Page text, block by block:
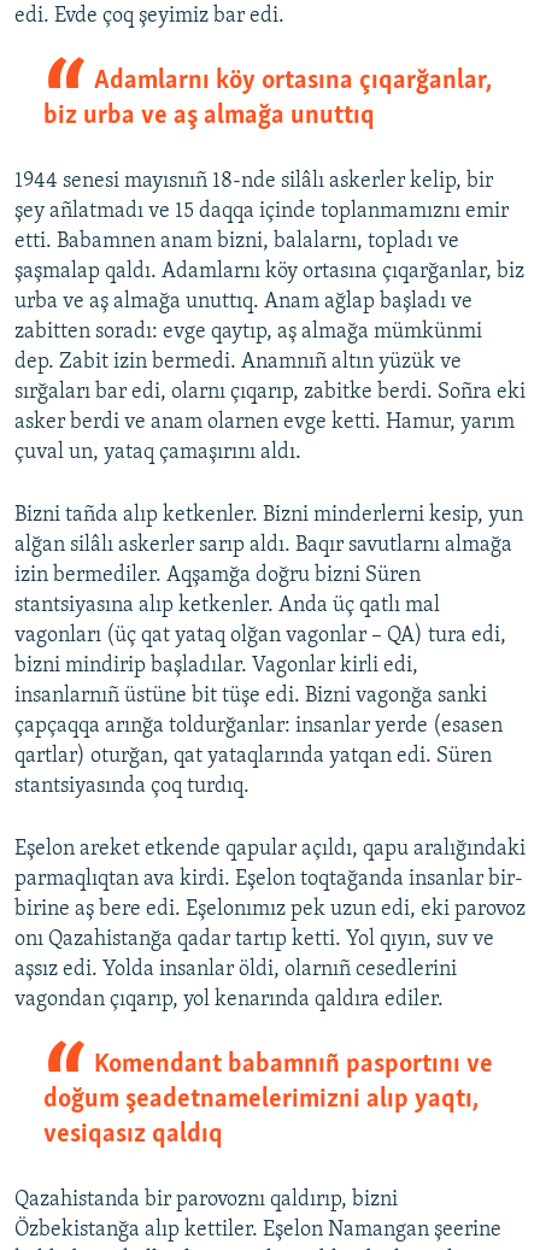
edi. Evde çoq şeyimiz bar edi.
Adamlarnı köy ortasına çıqarğanlar,
biz urba ve aş almağa unuttıq
1944 senesi mayısnıñ 18-nde silâlı askerler kelip, bir
şey añlatmadı ve 15 daqqa içinde toplanmamıznı emir
etti. Babamnen anam bizni, balalarnı, topladı ve
şaşmalap qaldı. Adamlarnı köy ortasına çıqarğanlar, biz
urba ve aş almağa unuttıq. Anam ağlap başladı ve
zabitten soradı: evge qaytıp, aş almağa mümkünmi
dep. Zabit izin bermedi. Anamnıñ altın yüzük ve
sırğaları bar edi, olarnı çıqarıp, zabitke berdi. Soñra eki
asker berdi ve anam olarnen evge ketti. Hamur, yarım
çuval un, yataq çamaşırını aldı.
Bizni tañda alıp ketkenler. Bizni minderlerni kesip, yun
alğan silâlı askerler sarıp aldı. Baqır savutlarnı almağa
izin bermediler. Aqşamğa doğru bizni Süren
stantsiyasına alıp ketkenler. Anda üç qatlı mal
vagonları (üç qat yataq olğan vagonlar – QA) tura edi,
bizni mindirip başladılar. Vagonlar kirli edi,
insanlarnıñ üstüne bit tüşe edi. Bizni vagonğa sanki
çapçaqqa arınğa toldurğanlar: insanlar yerde (esasen
qartlar) oturğan, qat yataqlarında yatqan edi. Süren
stantsiyasında çoq turdıq.
Eşelon areket etkende qapular açıldı, qapu aralığındaki
parmaqlıqtan ava kirdi. Eşelon toqtağanda insanlar bir-
birine aş bere edi. Eşelonımız pek uzun edi, eki parovoz
onı Qazahistanğa qadar tartıp ketti. Yol qıyın, suv ve
aşsız edi. Yolda insanlar öldi, olarnıñ cesedlerini
vagondan çıqarıp, yol kenarında qaldıra ediler.
Komendant babamnıñ pasportını ve
doğum şeadetnamelerimizni alıp yaqtı,
vesiqasız qaldıq
Qazahistanda bir parovoznı qaldırıp, bizni
Özbekistanğa alıp kettiler. Eşelon Namangan şeerine